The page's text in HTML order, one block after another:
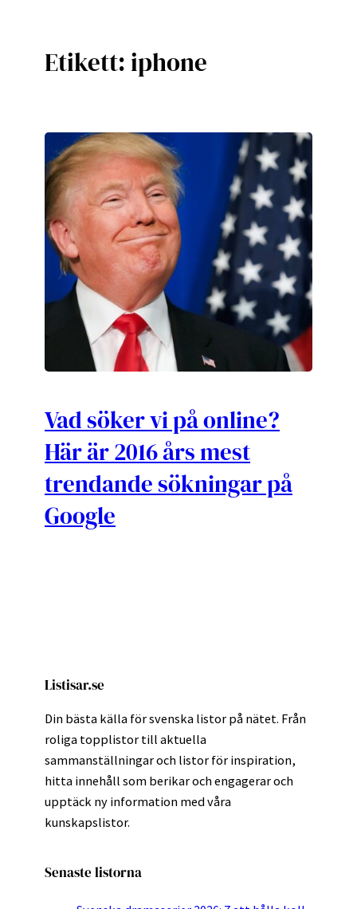
Etikett:iphone
Vad söker vi på online?
Här är 2016 års mest
trendande sökningar på
Google
Listisar.se
Din bästa källa för svenska listor på nätet. Från
roliga topplistor till aktuella
sammanställningar och listor för inspiration,
hitta innehåll som berikar och engagerar och
upptäck ny information med våra
kunskapslistor.
Senaste listorna